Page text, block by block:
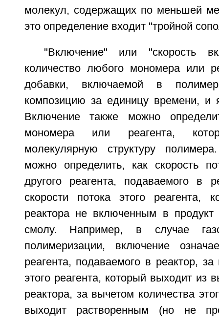
молекул, содержащих по меньшей
это определение входит "тройной
"Включение" или "скорость
количество любого мономера или
добавки, включаемой в
композицию за единицу времени, и
Включение также можно
мономера или реагента,
молекулярную структуру
можно определить, как скорость
другого реагента, подаваемого в
скорости потока этого реагента,
реактора не включенным в продукт
смолу. Например, в случае
полимеризации, включение
реагента, подаваемого в реактор,
этого реагента, который выходит из
реактора, за вычетом количества
выходит растворенным (но не